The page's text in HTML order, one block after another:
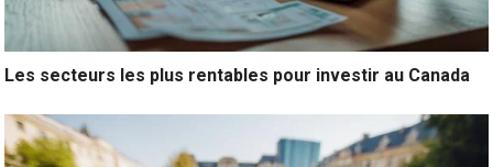
Les secteurs les plus rentables pour investir au Canada